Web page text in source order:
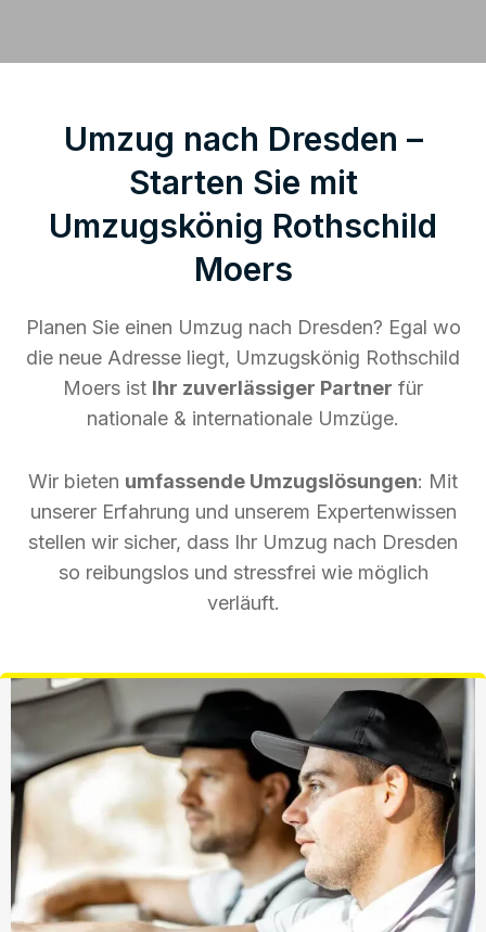
Umzug nach Dresden –
Starten Sie mit
Umzugskönig Rothschild
Moers
Planen Sie einen Umzug nach Dresden? Egal wo
die neue Adresse liegt, Umzugskönig Rothschild
Moers ist Ihr zuverlässiger Partner für
nationale & internationale Umzüge.
Wir bieten umfassende Umzugslösungen: Mit
unserer Erfahrung und unserem Expertenwissen
stellen wir sicher, dass Ihr Umzug nach Dresden
so reibungslos und stressfrei wie möglich
verläuft.